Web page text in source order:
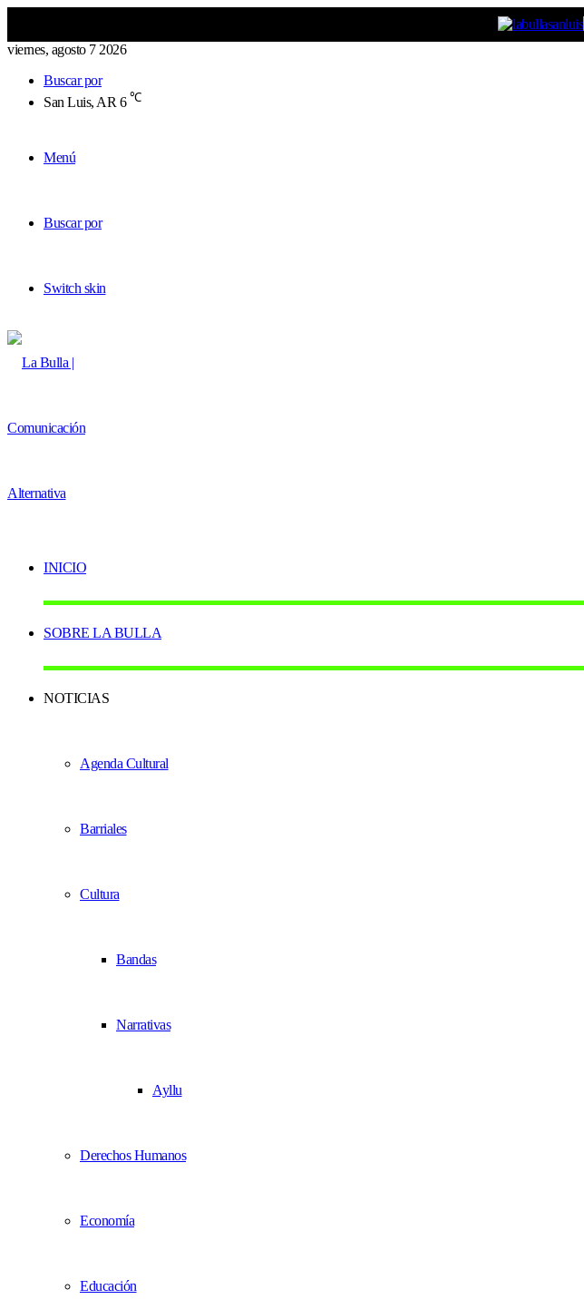
viernes, agosto 7 2026
Buscar por
San Luis, AR 6 ℃
Menú
Buscar por
Switch skin
INICIO
SOBRE LA BULLA
NOTICIAS
Agenda Cultural
Barriales
Cultura
Bandas
Narrativas
Ayllu
Derechos Humanos
Economía
Educación